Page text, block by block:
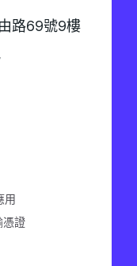
路69號9樓
用
憑證